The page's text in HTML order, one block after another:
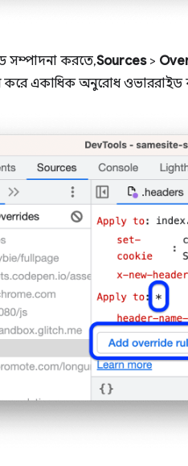
সম্পাদনা করতে,Sources>
করে একাধিক অনুরোধ